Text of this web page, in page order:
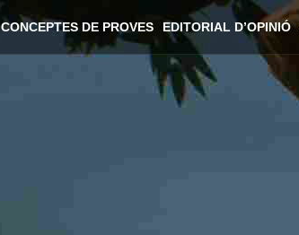
CONCEPTES DE PROVES EDITORIAL D’OPINIÓ